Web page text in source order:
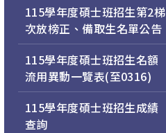
115學年度碩士班招生第2梯
次放榜正、備取生名單公告
115學年度碩士班招生名額
流用異動一覽表(至0316)
115學年度碩士班招生成績
查詢